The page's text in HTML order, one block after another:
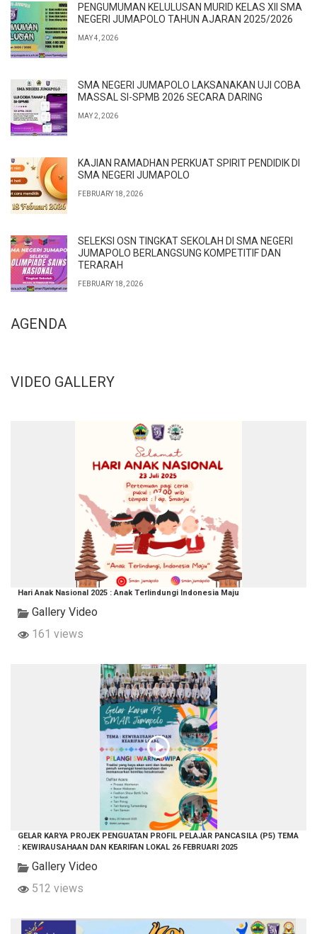
PENGUMUMAN KELULUSAN MURID KELAS XII SMA
NEGERI JUMAPOLO TAHUN AJARAN 2025/2026
MAY 4, 2026
SMA NEGERI JUMAPOLO LAKSANAKAN UJI COBA
MASSAL SI-SPMB 2026 SECARA DARING
MAY 2, 2026
KAJIAN RAMADHAN PERKUAT SPIRIT PENDIDIK DI
SMA NEGERI JUMAPOLO
FEBRUARY 18, 2026
SELEKSI OSN TINGKAT SEKOLAH DI SMA NEGERI
JUMAPOLO BERLANGSUNG KOMPETITIF DAN
TERARAH
FEBRUARY 18, 2026
AGENDA
VIDEO GALLERY
Hari Anak Nasional 2025 : Anak Terlindungi Indonesia Maju
Gallery Video
161 views
GELAR KARYA PROJEK PENGUATAN PROFIL PELAJAR PANCASILA (P5) TEMA
: KEWIRAUSAHAAN DAN KEARIFAN LOKAL 26 FEBRUARI 2025
Gallery Video
512 views